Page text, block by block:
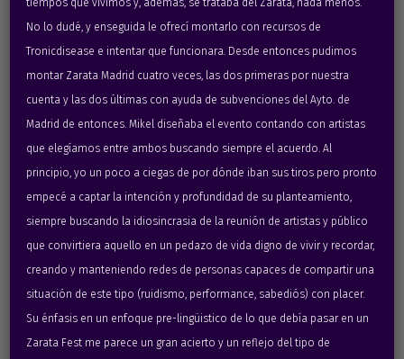
2010
Mordiscos Trónicos
tiempos que vivimos y, además, se trataba del Zarata, nada menos.
No lo dudé, y enseguida le ofrecí montarlo con recursos de
Tronicdisease e intentar que funcionara. Desde entonces pudimos
montar Zarata Madrid cuatro veces, las dos primeras por nuestra
cuenta y las dos últimas con ayuda de subvenciones del Ayto. de
Madrid de entonces. Mikel diseñaba el evento contando con artistas
que elegíamos entre ambos buscando siempre el acuerdo. Al
principio, yo un poco a ciegas de por dónde iban sus tiros pero pronto
empecé a captar la intención y profundidad de su planteamiento,
siempre buscando la idiosincrasia de la reunión de artistas y público
que convirtiera aquello en un pedazo de vida digno de vivir y recordar,
creando y manteniendo redes de personas capaces de compartir una
situación de este tipo (ruidismo, performance, sabediós) con placer.
Su énfasis en un enfoque pre-lingüistico de lo que debía pasar en un
Zarata Fest me parece un gran acierto y un reflejo del tipo de